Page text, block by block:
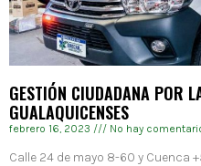
GESTIÓN CIUDADANA POR
GUALAQUICENSES
febrero 16, 2023 No hay
Calle 24 de mayo 8-60 y Cuenca